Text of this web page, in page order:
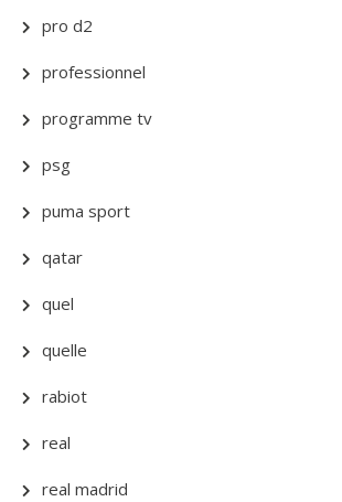
pro d2
professionnel
programme tv
psg
puma sport
qatar
quel
quelle
rabiot
real
real madrid